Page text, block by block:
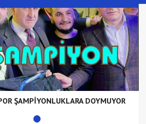
ŞAMPİYONLUKLARA DOYMUYOR